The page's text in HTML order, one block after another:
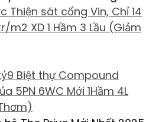
Thiện sát cổng Vin, Chỉ 14
m2 XD 1 Hầm 3 Lầu (Giảm
Biệt thự Compound
5PN 6WC Mới 1Hầm 4L